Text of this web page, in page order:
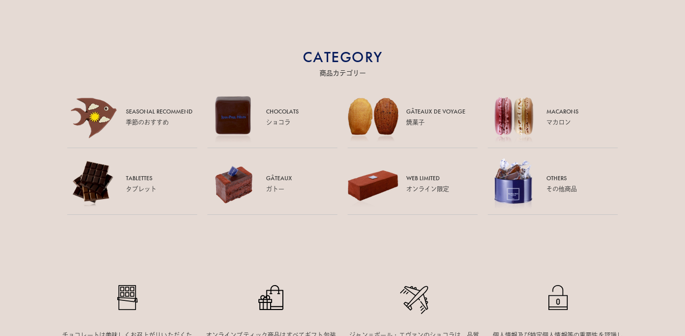
CATEGORY
商品カテゴリー
SEASONAL RECOMMEND
季節のおすすめ
CHOCOLATS
ショコラ
GÂTEAUX DEVOYAGE
焼菓子
MACARONS
マカロン
TABLETTES
タブレット
GÂTEAUX
ガトー
WEB LIMITED
オンライン限定
OTHERS
その他商品